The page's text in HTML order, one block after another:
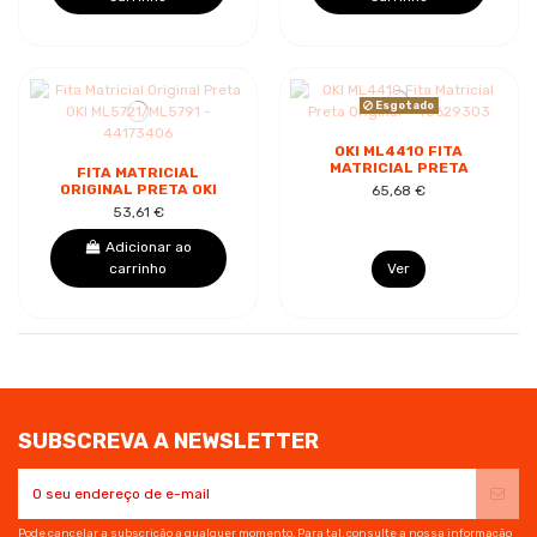
FITA MATRICIAL
ORIGINAL PRETA OKI
ML5721/ML5791 -
44173406
53,61 €
Adicionar ao
carrinho
Esgotado
OKI ML4410 FITA
MATRICIAL PRETA
ORIGINAL - 40629303
65,68 €
Ver
SUBSCREVA A NEWSLETTER
Pode cancelar a subscrição a qualquer momento. Para tal, consulte a nossa informação